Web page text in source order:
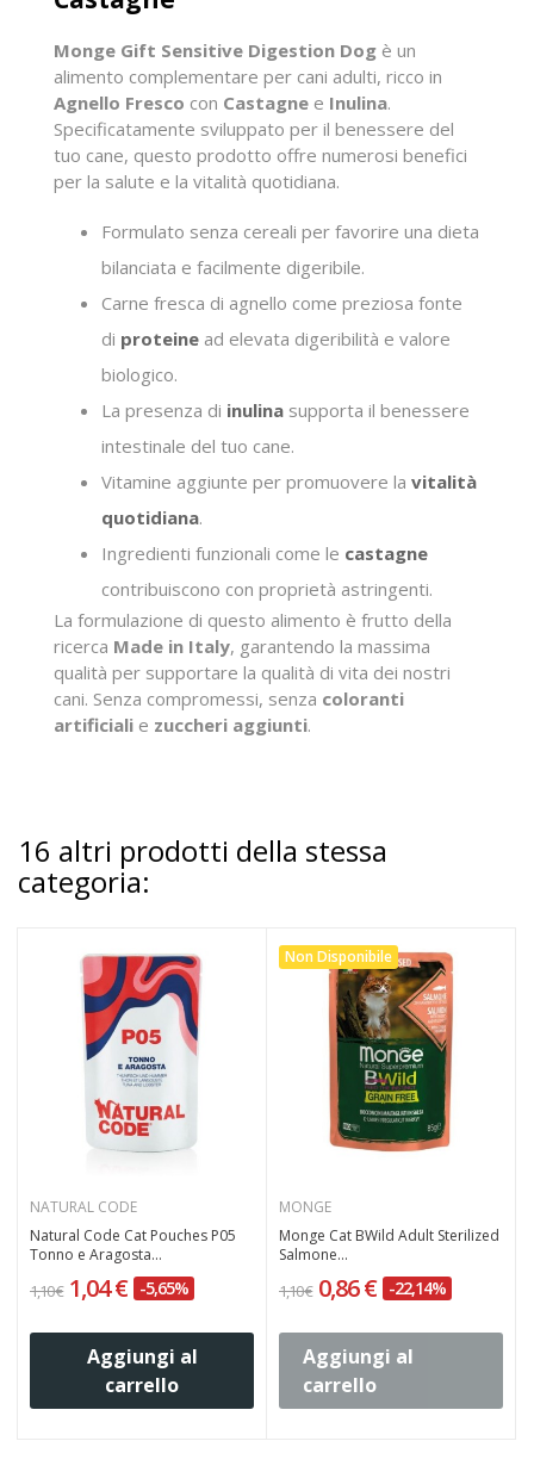
Monge Gift Sensitive Digestion Dog è un
alimento complementare per cani adulti, ricco in
Agnello Fresco con Castagne e Inulina.
Specificatamente sviluppato per il benessere del
tuo cane, questo prodotto offre numerosi benefici
per la salute e la vitalità quotidiana.
Formulato senza cereali per favorire una dieta
bilanciata e facilmente digeribile.
Carne fresca di agnello come preziosa fonte
di proteine ad elevata digeribilità e valore
biologico.
La presenza di inulina supporta il benessere
intestinale del tuo cane.
Vitamine aggiunte per promuovere la vitalità
quotidiana.
Ingredienti funzionali come le castagne
contribuiscono con proprietà astringenti.
La formulazione di questo alimento è frutto della
ricerca Made in Italy, garantendo la massima
qualità per supportare la qualità di vita dei nostri
cani. Senza compromessi, senza coloranti
artificiali e zuccheri aggiunti.
16 altri prodotti della stessa
categoria:
NATURAL CODE
Natural Code Cat Pouches P05
Tonno e Aragosta...
1,10 € 1,04 € -5,65%
Aggiungi al
carrello
Non Disponibile
MONGE
Monge Cat BWild Adult Sterilized
Salmone...
1,10 € 0,86 € -22,14%
Aggiungi al
carrello